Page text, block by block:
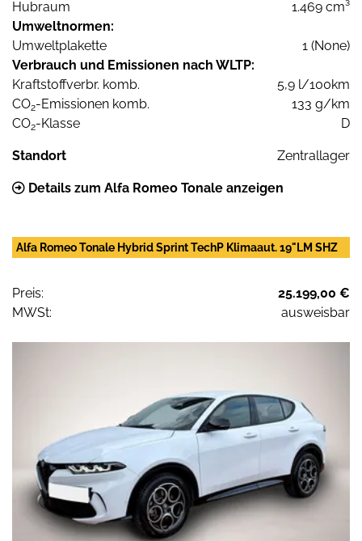
Hubraum
1.469 cm³
Umweltnormen:
Umweltplakette
1 (None)
Verbrauch und Emissionen nach WLTP:
Kraftstoffverbr. komb.
5,9 l/100km
CO2-Emissionen komb.
133 g/km
CO2-Klasse D
Standort Zentrallager
Details zum Alfa Romeo Tonale anzeigen
Alfa Romeo Tonale Hybrid Sprint TechP Klimaaut. 19"LM SHZ
Preis:
25.199,00 €
MWSt:
ausweisbar